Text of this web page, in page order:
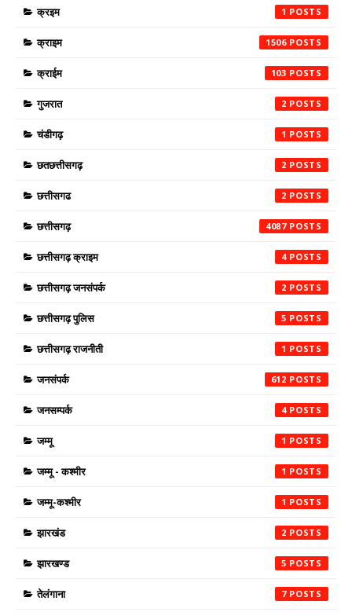
क्रइम 1
क्राइम 1506
क्राईम 103
गुजरात 2
चंडीगढ़ 1
छतछत्तीसगढ़ 2
छत्तीसगढ 2
छत्तीसगढ़ 4087
छत्तीसगढ़ क्राइम 4
छत्तीसगढ़ जनसंपर्क 2
छत्तीसगढ़ पुलिस 5
छत्तीसगढ़ राजनीती 1
जनसंपर्क 612
जनसम्पर्क 4
जम्मू 1
जम्मू - कश्मीर 1
जम्मू-कश्मीर 1
झारखंड 2
झारखण्ड 5
तेलंगाना 7